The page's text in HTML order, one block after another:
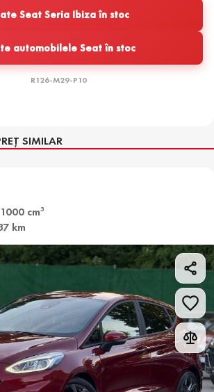
Seat Seria Ibiza în stoc
automobilele Seat în stoc
R126-M29-P10
SIMILAR
cm3
km